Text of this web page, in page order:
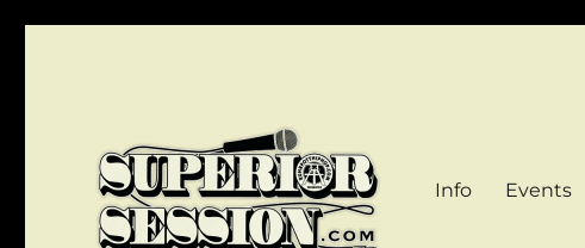
Info Events